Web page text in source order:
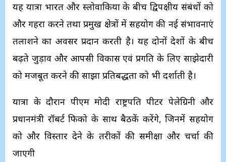
यह यात्रा भारत और स्लोवाकिया के बीच द्विपक्षीय संबंधों को
और गहरा करने तथा प्रमुख क्षेत्रों में सहयोग की नई संभावनाएं
तलाशने का अवसर प्रदान करती है। यह दोनों देशों के बीच
बढ़ते जुड़ाव और आपसी विकास एवं प्रगति के लिए साझेदारी
को मजबूत करने की साझा प्रतिबद्धता को भी दर्शाती है।
यात्रा के दौरान पीएम मोदी राष्ट्रपति पीटर पेलेग्रिनी और
प्रधानमंत्री रॉबर्ट फिको के साथ बैठकें करेंगे, जिनमें सहयोग
को और विस्तार देने के तरीकों की समीक्षा और चर्चा की
जाएगी